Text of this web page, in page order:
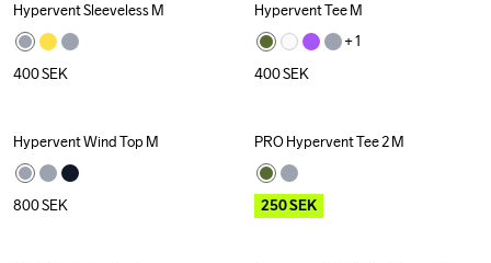
Hypervent Sleeveless M
400SEK
Hypervent Tee M
+ 1
400SEK
Hypervent Wind Top M
800SEK
Outlet
PRO Hypervent Tee 2 M
250SEK